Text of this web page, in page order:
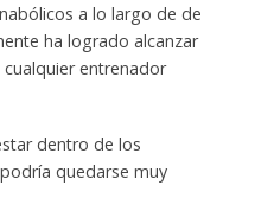
a lo largo de de
ha logrado alcanzar
entrenador
dentro de los
quedarse muy